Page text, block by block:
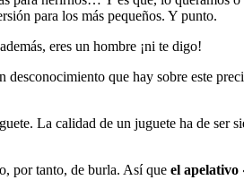
para los más pequeños. Y punto.
eres un hombre ¡ni te digo!
desconocimiento que hay sobre este
La calidad de un juguete ha de ser
por tanto, de burla. Así que el apelativo